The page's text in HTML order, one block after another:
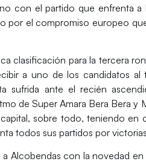
con el partido que enfrenta a
por el compromiso europeo
clasificación para la tercera
a uno de los candidatos
sufrida ante el recién
deSuper Amara Bera Beray
capital, sobre todo, teniendo
todos sus partidos por
a Alcobendas con la novedad